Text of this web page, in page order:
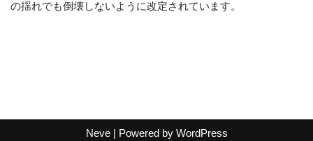
の揺れでも倒壊しないように改定されています。
Neve| Powered by WordPress